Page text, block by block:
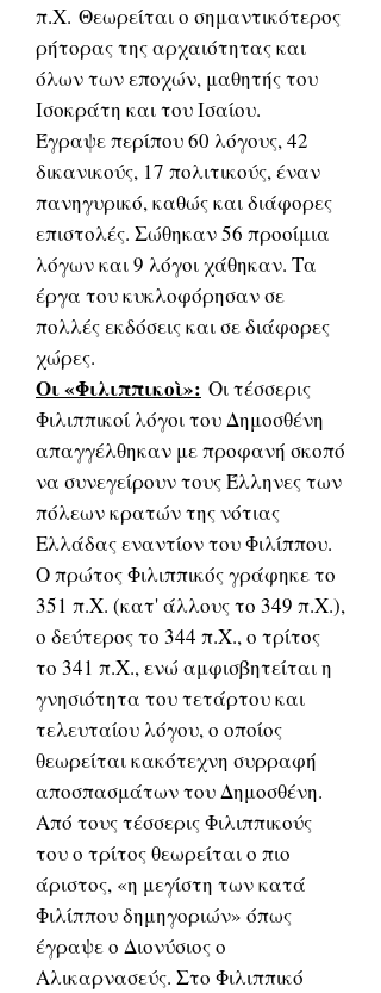
π.Χ. Θεωρείται ο σημαντικότερος
ρήτορας της αρχαιότητας και
όλων των εποχών, μαθητής του
Ισοκράτη και του Ισαίου.
Έγραψε περίπου 60 λόγους, 42
δικανικούς, 17 πολιτικούς, έναν
πανηγυρικό, καθώς και διάφορες
επιστολές. Σώθηκαν 56 προοίμια
λόγων και 9 λόγοι χάθηκαν. Τα
έργα του κυκλοφόρησαν σε
πολλές εκδόσεις και σε διάφορες
χώρες.
Οι «Φιλιππικοὶ»: Οι τέσσερις
Φιλιππικοί λόγοι του Δημοσθένη
απαγγέλθηκαν με προφανή σκοπό
να συνεγείρουν τους Έλληνες των
πόλεων κρατών της νότιας
Ελλάδας εναντίον του Φιλίππου.
Ο πρώτος Φιλιππικός γράφηκε το
351 π.Χ. (κατ' άλλους το 349 π.Χ.),
ο δεύτερος το 344 π.Χ., ο τρίτος
το 341 π.Χ., ενώ αμφισβητείται η
γνησιότητα του τετάρτου και
τελευταίου λόγου, ο οποίος
θεωρείται κακότεχνη συρραφή
αποσπασμάτων του Δημοσθένη.
Από τους τέσσερις Φιλιππικούς
του ο τρίτος θεωρείται ο πιο
άριστος, «η μεγίστη των κατά
Φιλίππου δημηγοριών» όπως
έγραψε ο Διονύσιος ο
Αλικαρνασεύς. Στο Φιλιππικό